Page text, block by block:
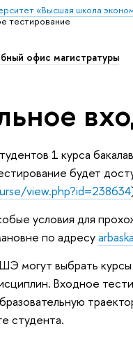
«Высшая школа
тестирование
офис магистратуры
1 курса
будет
view.php?id=238634
условия для
по адресу
могут выбрать курсы
Входное
студента.